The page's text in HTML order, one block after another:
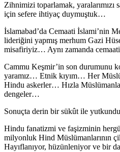
Zihnimizi toparlamak, yaralarımızı
için sefere ihtiyaç duymuştuk…
İslamabad’da Cemaati İslami’nin
lideriğini yapmış merhum Gazi
misafiriyiz… Aynı zamanda
Cammu Keşmir’in son durumunu
yaramız… Etnik kıyım… Her
Hindu askerler… Hızla
dengeler…
Sonuçta derin bir sükût ile
Hindu fanatizmi ve faşizminin
milyonluk Hind Müslümanlarının
Hayıflanıyor, hüzünleniyor ve bir